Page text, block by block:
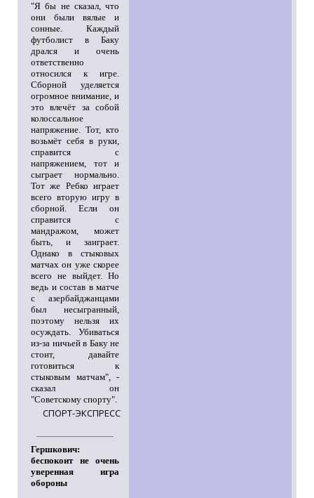
"Я бы не сказал, что
они были вялые и
сонные. Каждый
футболист в Баку
дрался и очень
ответственно
относился к игре.
Сборной уделяется
огромное внимание, и
это влечёт за собой
колоссальное
напряжение. Тот, кто
возьмёт себя в руки,
справится с
напряжением, тот и
сыграет нормально.
Тот же Ребко играет
всего вторую игру в
сборной. Если он
справится с
мандражом, может
быть, и заиграет.
Однако в стыковых
матчах он уже скорее
всего не выйдет. Но
ведь и состав в матче
с азербайджанцами
был несыгранный,
поэтому нельзя их
осуждать. Убиваться
из-за ничьей в Баку не
стоит, давайте
готовиться к
стыковым матчам", -
сказал он
"Советскому спорту".
СПОРТ-ЭКСПРЕСС
Гершкович:
беспокоит не очень
уверенная игра
обороны